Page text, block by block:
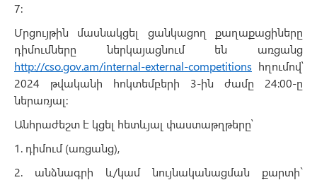
7:
Մրցույթին մասնակցել ցանկացող քաղաքացիները
դիմումները ներկայացնում են առցանց
http://cso.gov.am/internal-external-competitions հղումով՝
2024 թվականի հոկտեմբերի 3-ին ժամը 24:00-ը
ներառյալ։
Անհրաժեշտ է կցել հետևյալ փաստաթղթերը՝
1. դիմում (առցանց),
2. անձնագրի և/կամ նույնականացման քարտի`